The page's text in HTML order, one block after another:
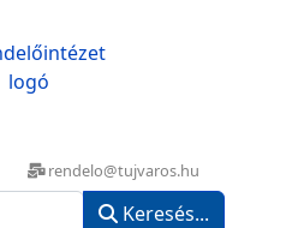
rendelo@tujvaros.hu
Keresés...